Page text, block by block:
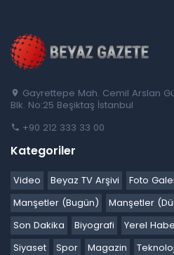
Gayrettepe Mah. Cemil Arslan
Blk. No:25 Beşiktaş İstanbul
+90 212 333 33 00
Kategoriler
Video Beyaz TV Arşivi Foto
Manşetler (Bugün)
Manşetler
Son Dakika
Biyografi Yerel
Siyaset
Spor Magazin